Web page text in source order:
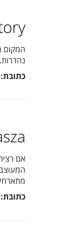
המקום
כתובת:
אם
כתובת: